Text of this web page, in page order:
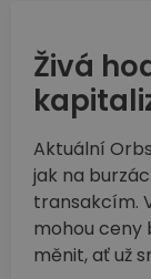
Živá
Aktuální
jak na
transakcím.
mohou ceny
měnit, ať už